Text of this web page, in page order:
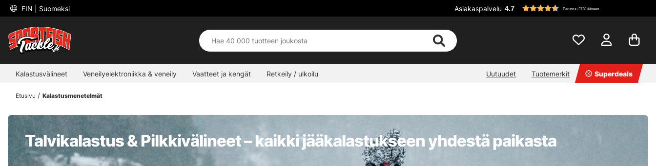
FIN | Suomeksi Asiakaspalvelu 4.7 Perustuu 2728 ääneen
Kalastusvälineet Veneilyelektroniikka & veneily Vaatteet ja kengät Retkeily / ulkoilu Uutuudet Tuotemerkit Superdeals
Etusivu Kalastusmenetelmät
Talvikalastus & Pilkkivälineet – kaikki jääkalastukseen yhdestä paikasta